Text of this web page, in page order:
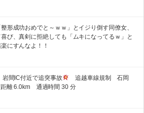
形成功おめでと～ｗｗ」とイジり倒す同僚女、
び、真剣に拒絶しても「ムキになってるｗ」と
にすんなよ！！
間IC付近で追突事故
追越車線規制 石岡
離 6.0km 通過時間 30 分